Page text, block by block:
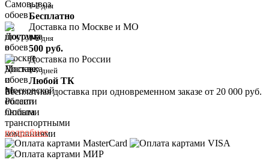
1-2 дня
Бесплатно
Доставка по Москве и МО
1-2 дня
500 руб.
Доставка по России
1-7 дней
Любой ТК
Бесплатная доставка при одновременном заказе от 20 000 руб.
Оплата
подробнее